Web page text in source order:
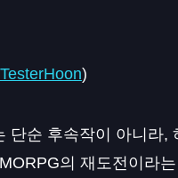
)
단순 후속작이 아니라,
의 재도전이라